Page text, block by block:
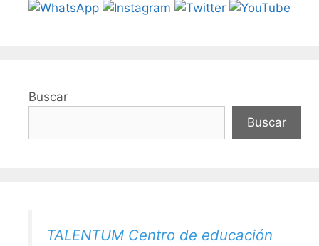
Buscar
Buscar
TALENTUM Centro de educación